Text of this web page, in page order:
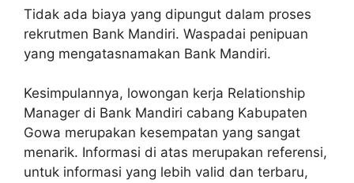
Tidak ada biaya yang dipungut dalam proses
rekrutmen Bank Mandiri. Waspadai penipuan
yang mengatasnamakan Bank Mandiri.
Kesimpulannya, lowongan kerja Relationship
Manager di Bank Mandiri cabang Kabupaten
Gowa merupakan kesempatan yang sangat
menarik. Informasi di atas merupakan referensi,
untuk informasi yang lebih valid dan terbaru,